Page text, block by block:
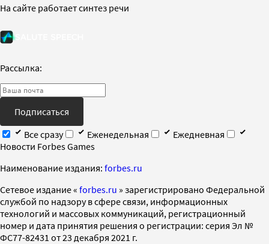
На сайте работает синтез речи
Рассылка:
Подписаться
Все сразу
Еженедельная
Ежедневная
Новости Forbes Games
Наименование издания: forbes.ru
Cетевое издание « forbes.ru » зарегистрировано Федеральной
службой по надзору в сфере связи, информационных
технологий и массовых коммуникаций, регистрационный
номер и дата принятия решения о регистрации: серия Эл №
ФС77-82431 от 23 декабря 2021 г.